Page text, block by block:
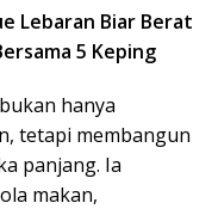
Lebaran Biar Berat
5 Keping
hanya
tetapi membangun
panjang. Ia
makan,